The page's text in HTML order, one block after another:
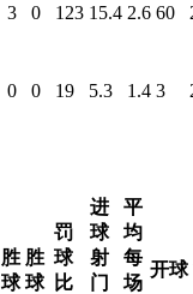
3 0 123 15.4 2.6 60
0 0 19 5.3 1.4 3
胜
球
胜
球
罚
球
比
进
球
射
门
平
均
每
场
开球